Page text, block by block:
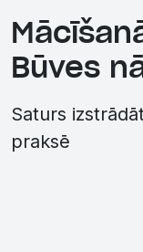
Būves
Saturs
praksē